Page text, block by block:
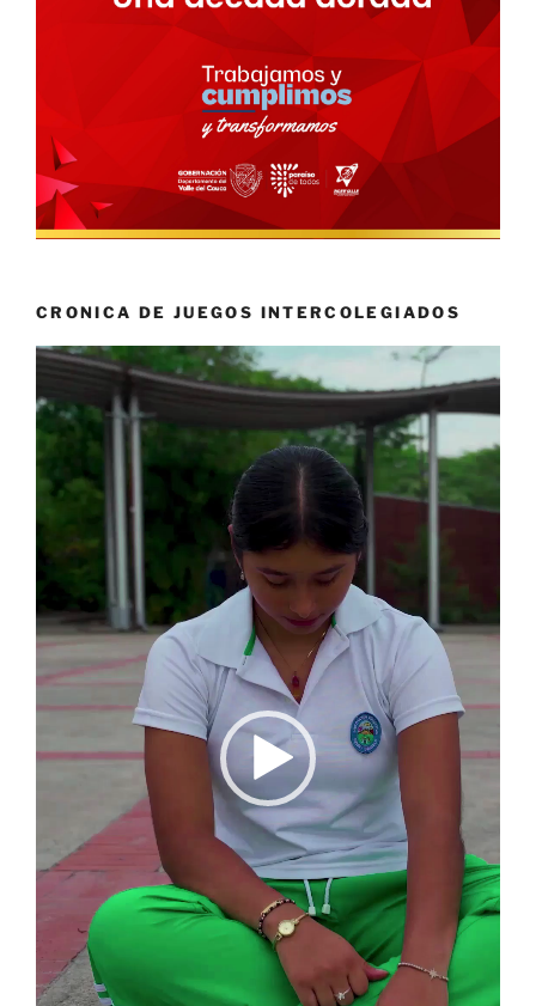
CRONICA DE JUEGOS INTERCOLEGIADOS
Reproductor
vídeo